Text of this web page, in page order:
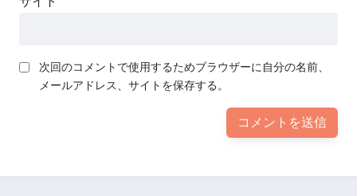
次回のコメントで使用するためブラウザーに自分の名前、
メールアドレス、サイトを保存する。